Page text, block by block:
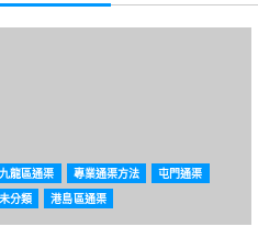
九龍區通渠 專業通渠方法
屯門通渠
未分類
港島區通渠